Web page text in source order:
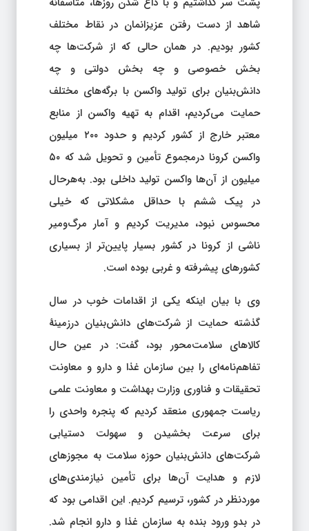
شاهد از دست رفتن عزیزانمان در نقاط مختلف
کشور بودیم. در همان حالی که از شرکت‌ها چه
بخش خصوصی و چه بخش دولتی و چه
دانش‌بنیان برای تولید واکسن با برگه‌های مختلف
حمایت می‌کردیم، اقدام به تهیه واکسن از منابع
معتبر خارج از کشور کردیم و حدود ۲۰۰ میلیون
واکسن کرونا درمجموع تأمین و تحویل شد که ۵۰
میلیون از آن‌ها واکسن تولید داخلی بود. به‌هرحال
در پیک ششم با حداقل مشکلاتی که خیلی
محسوس نبود، مدیریت کردیم و آمار مرگ‌ومیر
ناشی از کرونا در کشور بسیار پایین‌تر از بسیاری
کشورهای پیشرفته و غربی بوده است.
وی با بیان اینکه یکی از اقدامات خوب در سال
گذشته حمایت از شرکت‌های دانش‌بنیان درزمینهٔ
کالاهای سلامت‌محور بود، گفت: در عین حال
تفاهم‌نامه‌ای را بین سازمان غذا و دارو و معاونت
تحقیقات و فناوری وزارت بهداشت و معاونت علمی
ریاست جمهوری منعقد کردیم که پنجره واحدی را
برای سرعت بخشیدن و سهولت دستیابی
شرکت‌های دانش‌بنیان حوزه سلامت به مجوزهای
لازم و هدایت آن‌ها برای تأمین نیازمندی‌های
موردنظر در کشور، ترسیم کردیم. این اقدامی بود که
در بدو ورود بنده به سازمان غذا و دارو انجام شد.